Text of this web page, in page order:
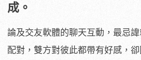
成。
論及交友軟體的聊天互動，最忌
配對，雙方對彼此都帶有好感，